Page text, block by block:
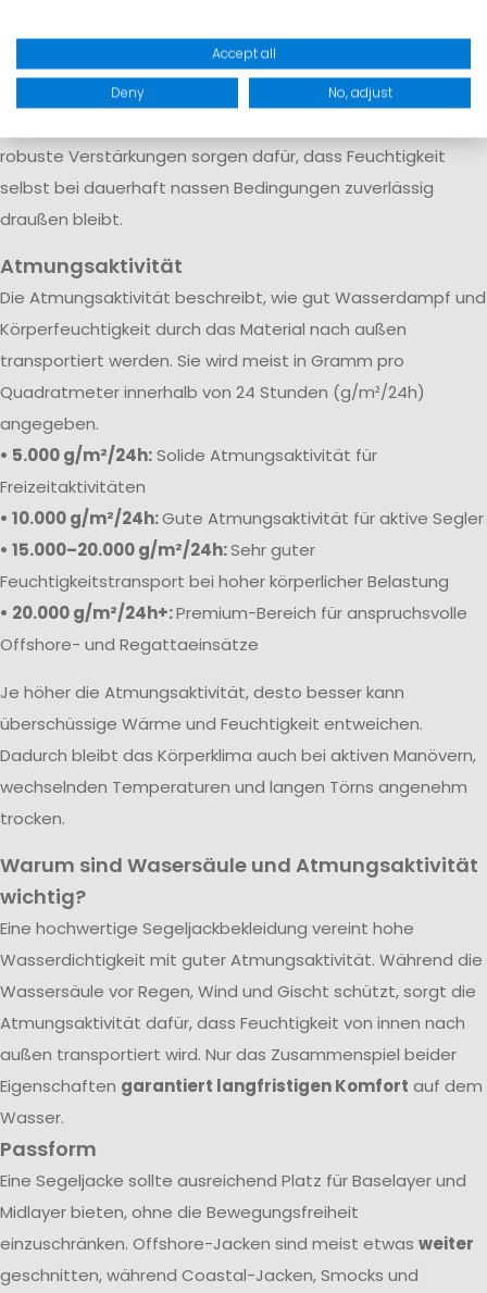
Gerade bei Segelhosen und Salopetten ist neben einer
hohen Wassersäule auch die Verarbeitung entscheidend.
robuste Verstärkungen sorgen dafür, dass Feuchtigkeit
selbst bei dauerhaft nassen Bedingungen zuverlässig
draußen bleibt.
Atmungsaktivität
Die Atmungsaktivität beschreibt, wie gut Wasserdampf und
Körperfeuchtigkeit durch das Material nach außen
transportiert werden. Sie wird meist in Gramm pro
Quadratmeter innerhalb von 24 Stunden (g/m²/24h)
angegeben.
• 5.000 g/m²/24h:Solide Atmungsaktivität für
Freizeitaktivitäten
• 10.000 g/m²/24h:Gute Atmungsaktivität für aktive Segler
• 15.000–20.000 g/m²/24h:Sehr guter
Feuchtigkeitstransport bei hoher körperlicher Belastung
• 20.000 g/m²/24h+:Premium-Bereich für anspruchsvolle
Offshore- und Regattaeinsätze
Je höher die Atmungsaktivität, desto besser kann
überschüssige Wärme und Feuchtigkeit entweichen.
Dadurch bleibt das Körperklima auch bei aktiven Manövern,
wechselnden Temperaturen und langen Törns angenehm
trocken.
Warum sind Wasersäule und Atmungsaktivität
wichtig?
Eine hochwertige Segeljackbekleidung vereint hohe
Wasserdichtigkeit mit guter Atmungsaktivität. Während die
Wassersäule vor Regen, Wind und Gischt schützt, sorgt die
Atmungsaktivität dafür, dass Feuchtigkeit von innen nach
außen transportiert wird. Nur das Zusammenspiel beider
Eigenschaften garantiert langfristigen Komfort auf dem
Wasser.
Passform
Eine Segeljacke sollte ausreichend Platz für Baselayer und
Midlayer bieten, ohne die Bewegungsfreiheit
einzuschränken. Offshore-Jacken sind meist etwas weiter
geschnitten, während Coastal-Jacken, Smocks und
Accept all
Deny No, adjust